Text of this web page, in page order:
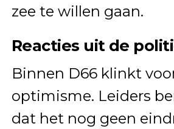
zee te willen gaan.
Reacties uit de
Binnen D66 klinkt
optimisme. Leiders
dat het nog geen